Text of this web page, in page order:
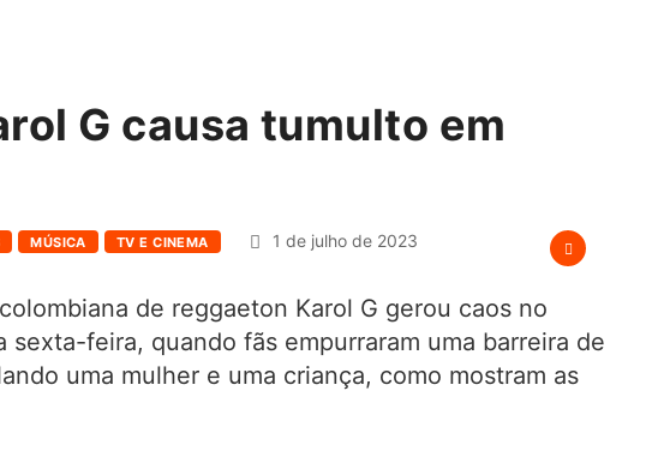
G causa tumulto em
MÚSICA TV E CINEMA 1 de julho de 2023
de reggaeton Karol G gerou caos no
sexta-feira, quando fãs empurraram uma barreira de
uma mulher e uma criança, como mostram as